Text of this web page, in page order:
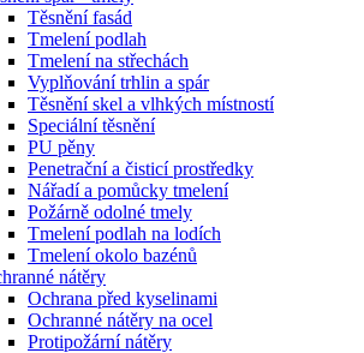
Těsnění fasád
Tmelení podlah
Tmelení na střechách
Vyplňování trhlin a spár
Těsnění skel a vlhkých místností
Speciální těsnění
PU pěny
Penetrační a čisticí prostředky
Nářadí a pomůcky tmelení
Požárně odolné tmely
Tmelení podlah na lodích
Tmelení okolo bazénů
nátěry
Ochrana před kyselinami
Ochranné nátěry na ocel
Protipožární nátěry